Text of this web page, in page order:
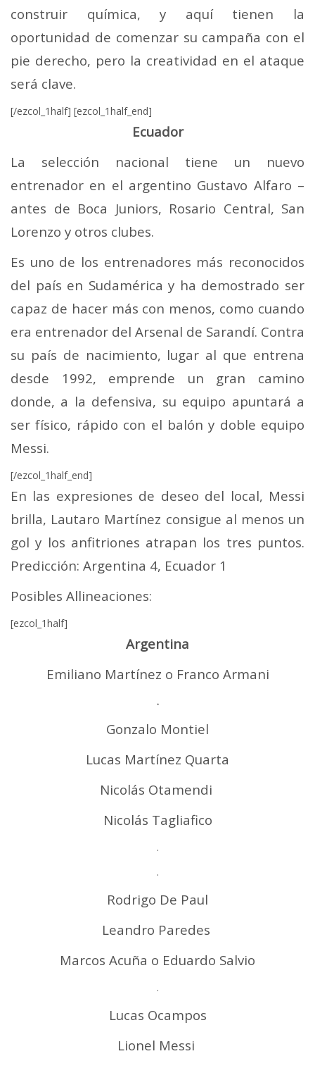
construir química, y aquí tienen la
oportunidad de comenzar su campaña con el
pie derecho, pero la creatividad en el ataque
será clave.
[/ezcol_1half] [ezcol_1half_end]
Ecuador
La selección nacional tiene un nuevo
entrenador en el argentino Gustavo Alfaro –
antes de Boca Juniors, Rosario Central, San
Lorenzo y otros clubes.
Es uno de los entrenadores más reconocidos
del país en Sudamérica y ha demostrado ser
capaz de hacer más con menos, como cuando
era entrenador del Arsenal de Sarandí. Contra
su país de nacimiento, lugar al que entrena
desde 1992, emprende un gran camino
donde, a la defensiva, su equipo apuntará a
ser físico, rápido con el balón y doble equipo
Messi.
[/ezcol_1half_end]
En las expresiones de deseo del local, Messi
brilla, Lautaro Martínez consigue al menos un
gol y los anfitriones atrapan los tres puntos.
Predicción: Argentina 4, Ecuador 1
Posibles Allineaciones:
[ezcol_1half]
Argentina
Emiliano Martínez o Franco Armani
.
Gonzalo Montiel
Lucas Martínez Quarta
Nicolás Otamendi
Nicolás Tagliafico
.
.
Rodrigo De Paul
Leandro Paredes
Marcos Acuña o Eduardo Salvio
.
Lucas Ocampos
Lionel Messi